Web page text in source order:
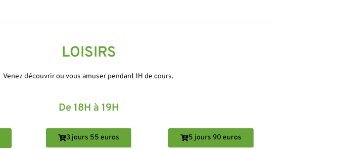
LOISIRS
Venez découvrir ou vous amuser pendant 1H de cours.
De 18H à 19H
3 jours 55 euros 5 jours 90 euros